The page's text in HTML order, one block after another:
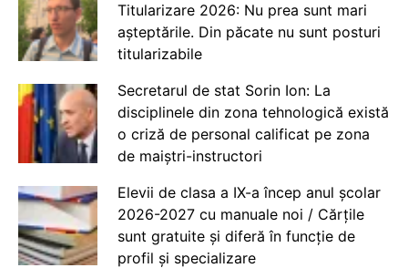
Titularizare 2026: Nu prea sunt mari
așteptările. Din păcate nu sunt posturi
titularizabile
Secretarul de stat Sorin Ion: La
disciplinele din zona tehnologică există
o criză de personal calificat pe zona
de maiștri-instructori
Elevii de clasa a IX-a încep anul școlar
2026-2027 cu manuale noi / Cărțile
sunt gratuite și diferă în funcție de
profil și specializare